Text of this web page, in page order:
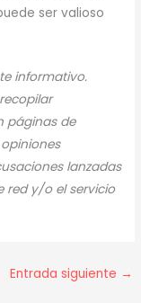
ser valioso
informativo.
páginas de
lanzadas
red y/o el servicio
Entrada siguiente →